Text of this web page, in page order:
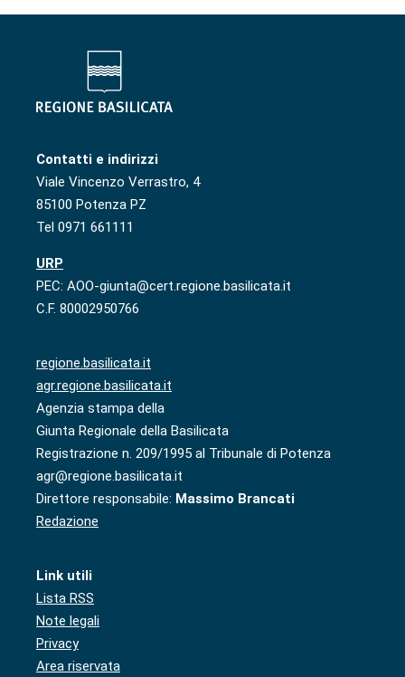
Contatti e indirizzi
Viale Vincenzo Verrastro, 4
85100 Potenza PZ
Tel 0971 661111
URP
PEC: AOO-giunta@cert.regione.basilicata.it
C.F. 80002950766
regione.basilicata.it
agr.regione.basilicata.it
Agenzia stampa della
Giunta Regionale della Basilicata
Registrazione n. 209/1995 al Tribunale di Potenza
agr@regione.basilicata.it
Direttore responsabile: Massimo Brancati
Redazione
Link utili
Lista RSS
Note legali
Privacy
Area riservata